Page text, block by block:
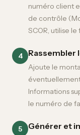
numéro client
de contrôle
SCOR, utilise le
4 Rassembler
Ajoute le
Informations
le numéro de
5 Générer et